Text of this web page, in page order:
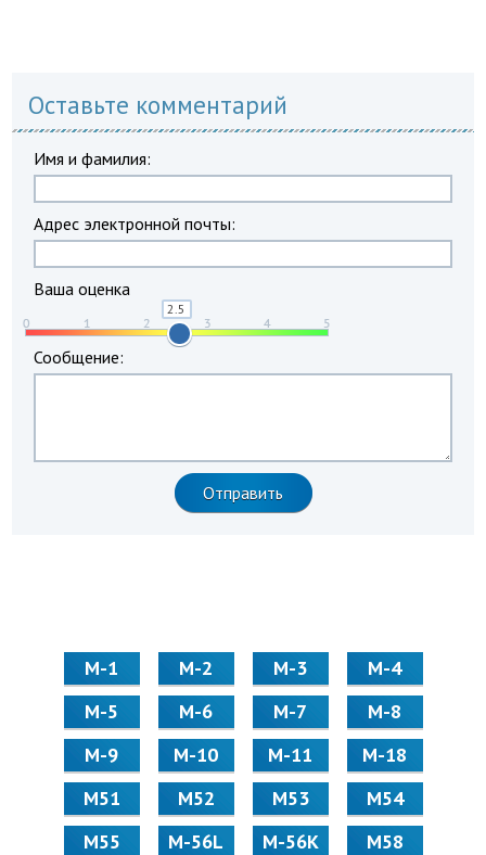
Оставьте комментарий
Имя и фамилия:
Адрес электронной почты:
Ваша оценка
Сообщение:
М-1 М-2 М-3
М-4
М-5
М-6 М-7
М-8
М-9
М-10 М-11
М-18
М51
М52 М53
М54
М55
M-56L M-56K
М58